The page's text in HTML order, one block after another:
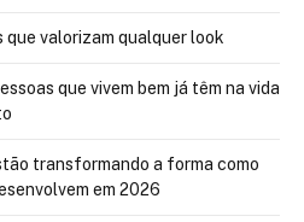
que valorizam qualquer look
que vivem bem já têm na vida
transformando a forma como
em 2026